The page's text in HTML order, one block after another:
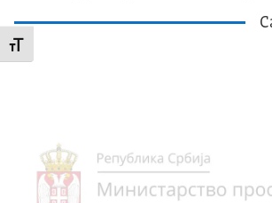
Промени величину слова